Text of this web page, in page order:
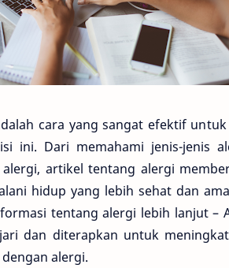
cara yang sangat efektif
ini. Dari memahami jenis-jenis
artikel tentang alergi
hidup yang lebih sehat dan
tentang alergi lebih lanjut –
dan diterapkan untuk
alergi.